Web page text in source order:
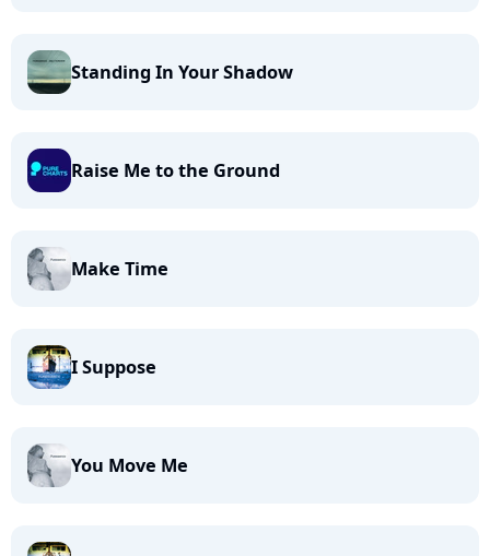
Standing In Your Shadow
Raise Me to the Ground
Make Time
I Suppose
You Move Me